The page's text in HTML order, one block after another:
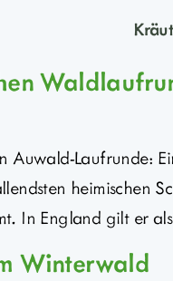
Auwald-Laufrunde:
heimischen
In England gilt er
Winterwald